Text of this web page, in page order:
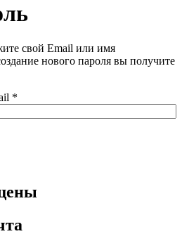
свой Email или имя
нового пароля вы получите
*